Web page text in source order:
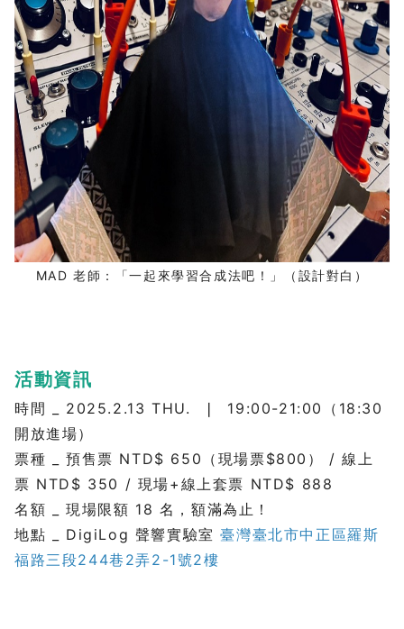
MAD 老師：「一起來學習合成法吧！」（設計對白）
活動資訊
時間 _ 2025.2.13 THU. ❘ 19:00-21:00（18:30
開放進場）
票種 _ 預售票 NTD$ 650（現場票$800） / 線上
票 NTD$ 350 / 現場+線上套票 NTD$ 888
名額 _ 現場限額 18 名，額滿為止！
地點 _ DigiLog 聲響實驗室臺灣臺北市中正區羅斯
福路三段244巷2弄2-1號2樓